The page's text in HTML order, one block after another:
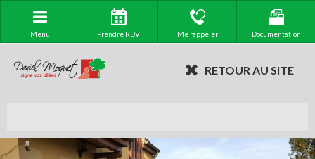
Menu Prendre RDV Me rappeler Documentation
RETOUR AU SITE